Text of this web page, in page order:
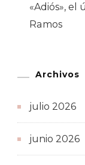
«Adiós»,
Ramos
Archivos
julio 2026
junio 2026